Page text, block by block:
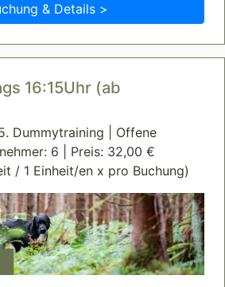
& Details >
16:15Uhr (ab
Dummytraining | Offene
6 | Preis: 32,00 €
/ 1 Einheit/en x pro Buchung)